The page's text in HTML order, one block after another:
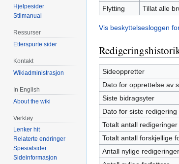
Flytting
Tillat alle
Vis beskyttelsesloggen
Sideoppretter
Dato for opprettelse av
Siste bidragsyter
Dato for siste redigering
Totalt antall redigeringer
Totalt antall forskjellige
Antall nylige
Hjelpesider
Stilmanual
Ressurser
Etterspurte sider
Kontakt
Wikiadministrasjon
In English
About the wiki
Verktøy
Lenker hit
Relaterte endringer
Spesialsider
Sideinformasjon